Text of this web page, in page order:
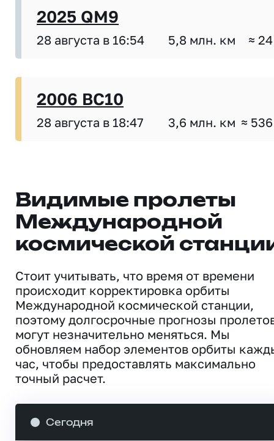
2025 QM9
28 августа в 16:54 5,8 млн. км ≈
2006 BC10
28 августа в 18:47 3,6 млн. км ≈
Видимые пролеты
Международной
космической
Стоит учитывать, что время от времени
происходит корректировка орбиты
Международной космической станции,
поэтому долгосрочные прогнозы
могут незначительно меняться. Мы
обновляем набор элементов орбиты
час, чтобы предоставлять максимально
точный расчет.
Сегодня